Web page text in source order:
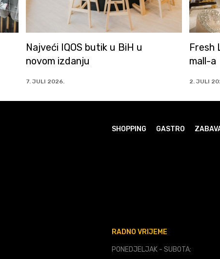
Fresh Line na 1. spratu ARIA
mall-a
2. JULI 2026. 30. JUNI
SHOPPING GASTRO
RADNO VRIJEME
PONEDJELJAK - SUBOTA: